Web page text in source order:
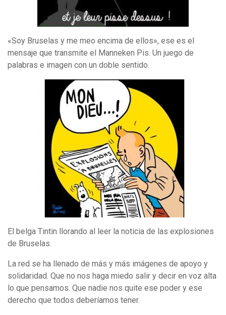
«Soy Bruselas y me meo encima de ellos», ese es el
mensaje que transmite el Manneken Pis. Un juego de
palabras e imagen con un doble sentido.
El belga Tintin llorando al leer la noticia de las explosiones
de Bruselas.
La red se ha llenado de más y más imágenes de apoyo y
solidaridad. Que no nos haga miedo salir y decir en voz alta
lo que pensamos. Que nadie nos quite ese poder y ese
derecho que todos deberíamos tener.